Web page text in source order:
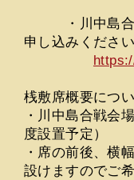
・川中島合戦
申し込みくださ
桟敷席概要につ
・川中島合戦会
度設置予定）
・席の前後、横
設けますのでご